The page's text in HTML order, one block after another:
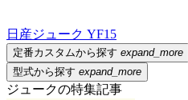
日産ジューク YF15
定番カスタムから探す expand_more
型式から探す expand_more
ジュークの特集記事